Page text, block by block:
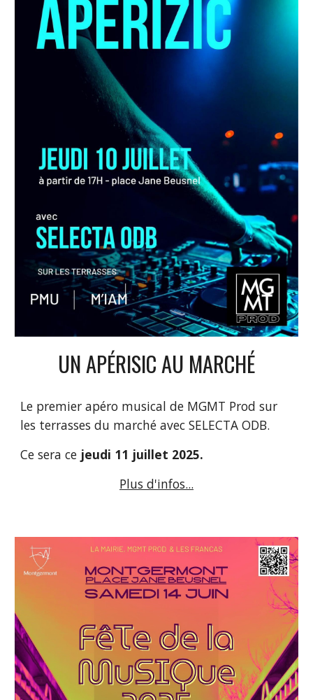
UN APÉRISIC AU MARCHÉ
Le premier apéro musical de MGMT Prod sur
les terrasses du marché avec SELECTA ODB.
Ce sera ce jeudi 11 juillet 2025.
Plus d'infos...